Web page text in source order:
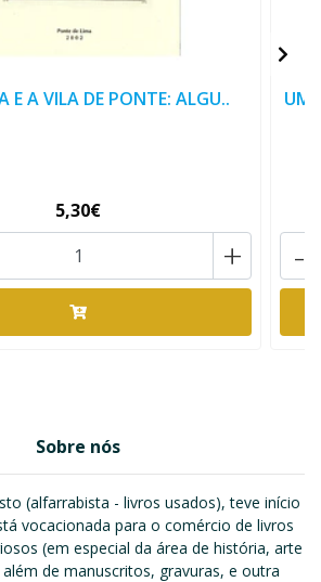
E A VILA DE PONTE: ALGU..
5,30€
+
UM
-
Sobre nós
(alfarrabista - livros usados), teve início
vocacionada para o comércio de livros
(em especial da área de história, arte
de manuscritos, gravuras, e outra